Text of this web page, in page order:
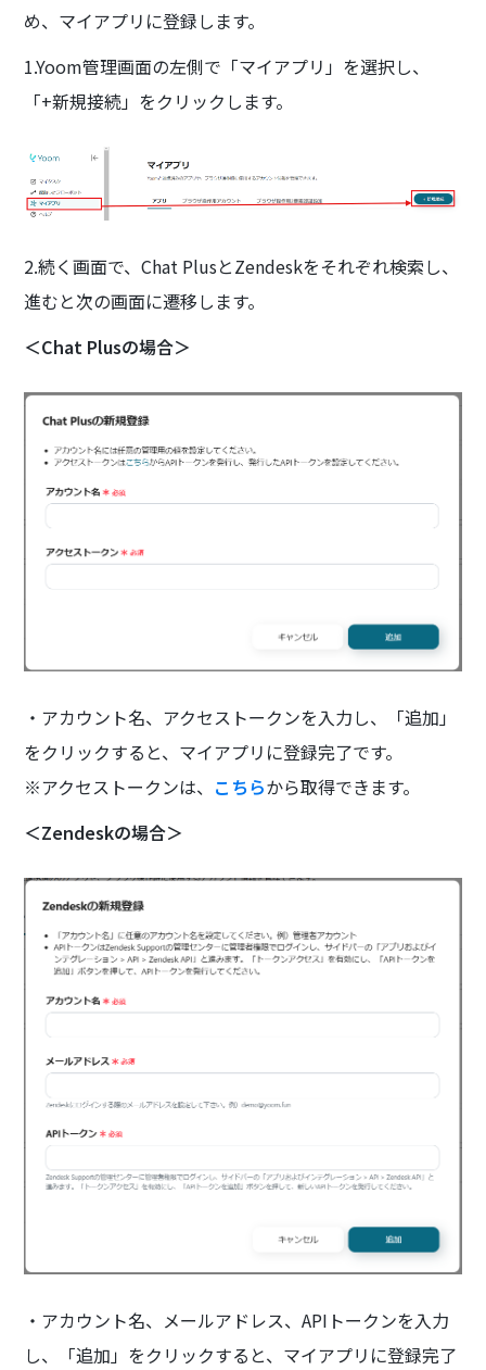
め、マイアプリに登録します。
1.Yoom管理画面の左側で「マイアプリ」を選択し、
「+新規接続」をクリックします。
2.続く画面で、Chat PlusとZendeskをそれぞれ検索し、
進むと次の画面に遷移します。
＜Chat Plusの場合＞
・アカウント名、アクセストークンを入力し、「追加」
をクリックすると、マイアプリに登録完了です。
※アクセストークンは、 こちらから取得できます。
＜Zendeskの場合＞
・アカウント名、メールアドレス、APIトークンを入力
し、「追加」をクリックすると、マイアプリに登録完了